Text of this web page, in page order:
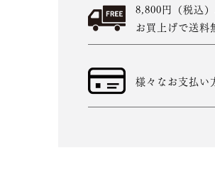
8,800円（税込
お買上げで送料
様々なお支払い